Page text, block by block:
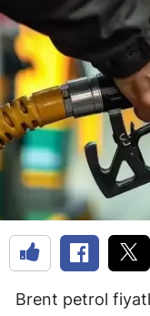
Brent petrol